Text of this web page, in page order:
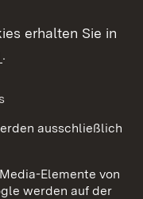
erhalten Sie in
.
ausschließlich
Elemente von
werden auf der